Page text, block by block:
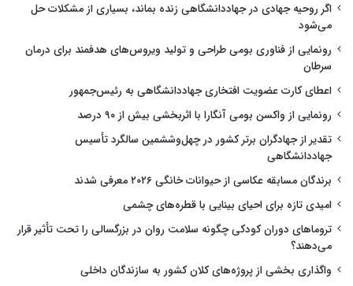
اگر روحیه جهادی در جهاددانشگاهی زنده بماند، بسیاری از مشکلات حل
می‌شود
رونمایی از فناوری بومی طراحی و تولید ویروس‌های هدفمند برای درمان
سرطان
اعطای کارت عضویت افتخاری جهاددانشگاهی به رئیس‌جمهور
رونمایی از واکسن بومی آنگارا با اثربخشی بیش از ۹۰ درصد
تقدیر از جهادگران برتر کشور در چهل‌وششمین سالگرد تأسیس
جهاددانشگاهی
برندگان مسابقه عکاسی از حیوانات خانگی ۲۰۲۶ معرفی شدند
امیدی تازه برای احیای بینایی با قطره‌های چشمی
تروماهای دوران کودکی چگونه سلامت روان در بزرگسالی را تحت تأثیر قرار
می‌دهند؟
واگذاری بخشی از پروژه‌های کلان کشور به سازندگان داخلی